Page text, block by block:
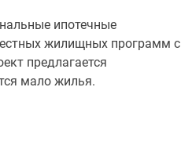
ипотечные
жилищных программ с
предлагается
мало жилья.